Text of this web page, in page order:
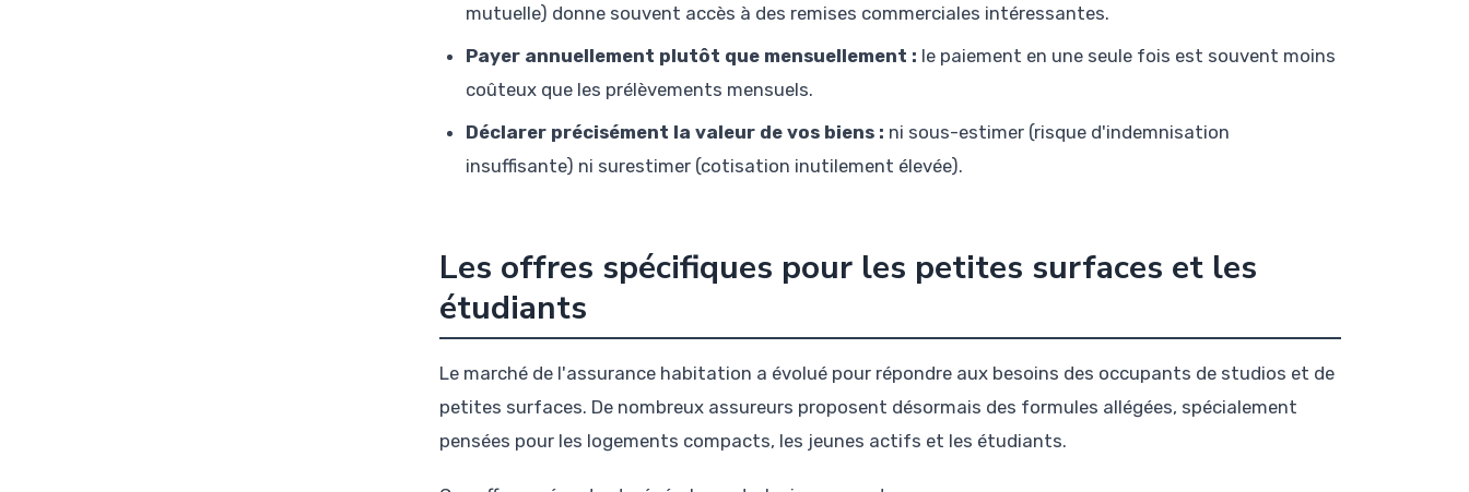
mutuelle) donne souvent accès à des remises commerciales intéressantes.
Payer annuellement plutôt que mensuellement : le paiement en une seule fois est souvent moins
coûteux que les prélèvements mensuels.
Déclarer précisément la valeur de vos biens : ni sous-estimer (risque d'indemnisation
insuffisante) ni surestimer (cotisation inutilement élevée).
Les offres spécifiques pour les petites surfaces et les
étudiants
Le marché de l'assurance habitation a évolué pour répondre aux besoins des occupants de studios et de
petites surfaces. De nombreux assureurs proposent désormais des formules allégées, spécialement
pensées pour les logements compacts, les jeunes actifs et les étudiants.